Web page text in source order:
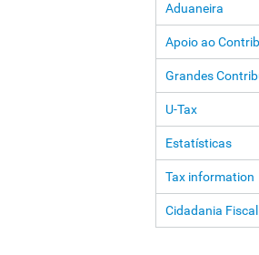
Aduaneira
Apoio ao
Grandes
U-Tax
Estatísticas
Tax information
Cidadania Fiscal